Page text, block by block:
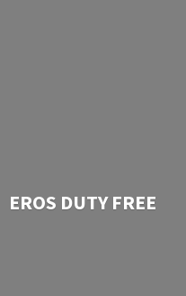
EROS DUTY FREE